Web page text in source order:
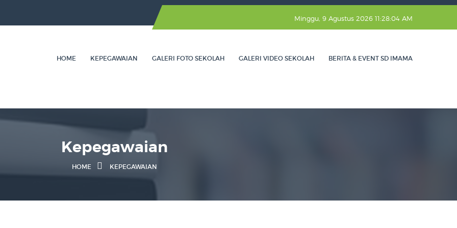
Paling Tepat ?...
SD Islam Imama Ta...
Minggu, 9 Agustus 2026 11:28:05 AM
HOME KEPEGAWAIAN GALERI FOTO SEKOLAH GALERI VIDEO SEKOLAH BERITA & EVENT SD IMAMA
Kepegawaian
HOME KEPEGAWAIAN